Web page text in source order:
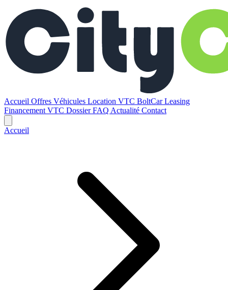
Accueil Offres Véhicules Location VTC BoltCarLeasing
Financement VTC DossierFAQ Actualité Contact
Accueil